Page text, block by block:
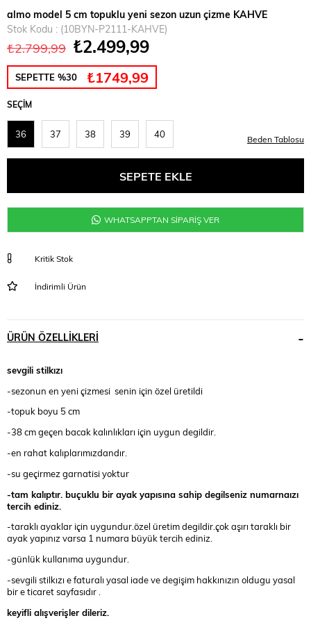
almo model 5 cm topuklu yeni sezon uzun çizme KAHVE
Stok Kodu
(10BYN-P2111-KAHVE)
₺2.799,99 ₺2.499,99
SEPETTE %30 ₺1749,99
SEÇIM
36 37 38 39 40 Beden Tablosu
WHATSAPPTAN SİPARİŞ VER
Kritik Stok
İndirimli Ürün
ÜRÜN ÖZELLIKLERI
sevgili stilkızı
-sezonun en yeni çizmesi senin için özel üretildi
-topuk boyu 5 cm
-38 cm geçen bacak kalınlıkları için uygun degildir.
-en rahat kalıplarımızdandır.
-su geçirmez garnatisi yoktur
-tam kalıptır. buçuklu bir ayak yapısına sahip degilseniz numarnaızı
tercih ediniz.
-taraklı ayaklar için uygundur.özel üretim degildir.çok aşırı taraklı bir
ayak yapınız varsa 1 numara büyük tercih ediniz.
-günlük kullanıma uygundur.
-sevgili stilkızı e faturalı yasal iade ve degişim hakkınızın oldugu yasal
bir e ticaret sayfasıdır .
keyifli alışverişler dileriz.